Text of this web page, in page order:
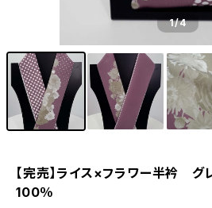
1/4
【完売】ライス×フラワー半衿
100％